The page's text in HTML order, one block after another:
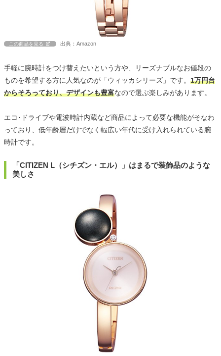
この商品を見る 出典：Amazon
手軽に腕時計をつけ替えたいという方や、リーズナブルなお値段の
ものを希望する方に人気なのが「ウィッカシリーズ」です。 1万円台
からそろっており、デザインも豊富なので選ぶ楽しみがあります。
エコ･ドライブや電波時計内蔵など商品によって必要な機能がそなわ
っており、低年齢層だけでなく幅広い年代に受け入れられている腕
時計です。
「CITIZEN L（シチズン・エル）」はまるで装飾品のような
美しさ